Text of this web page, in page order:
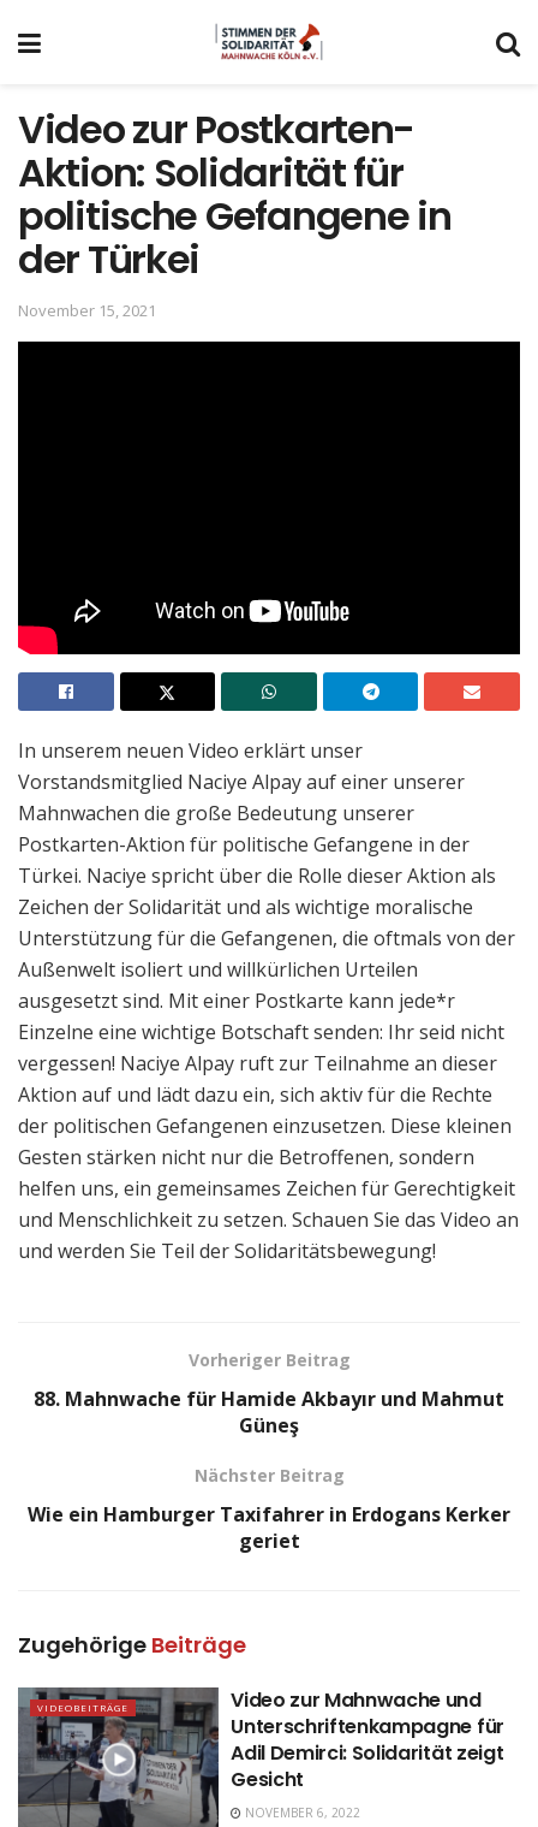
Video zur Postkarten-
Aktion: Solidarität für
politische Gefangene in
der Türkei
November 15, 2021
In unserem neuen Video erklärt unser
Vorstandsmitglied Naciye Alpay auf einer unserer
Mahnwachen die große Bedeutung unserer
Postkarten-Aktion für politische Gefangene in der
Türkei. Naciye spricht über die Rolle dieser Aktion als
Zeichen der Solidarität und als wichtige moralische
Unterstützung für die Gefangenen, die oftmals von der
Außenwelt isoliert und willkürlichen Urteilen
ausgesetzt sind. Mit einer Postkarte kann jede*r
Einzelne eine wichtige Botschaft senden: Ihr seid nicht
vergessen! Naciye Alpay ruft zur Teilnahme an dieser
Aktion auf und lädt dazu ein, sich aktiv für die Rechte
der politischen Gefangenen einzusetzen. Diese kleinen
Gesten stärken nicht nur die Betroffenen, sondern
helfen uns, ein gemeinsames Zeichen für Gerechtigkeit
und Menschlichkeit zu setzen. Schauen Sie das Video an
und werden Sie Teil der Solidaritätsbewegung!
Vorheriger Beitrag
88. Mahnwache für Hamide Akbayır und Mahmut
Güneş
Nächster Beitrag
Wie ein Hamburger Taxifahrer in Erdogans Kerker
geriet
Zugehörige Beiträge
VIDEOBEITRÄGE
Video zur Mahnwache und
Unterschriftenkampagne für
Adil Demirci: Solidarität zeigt
Gesicht
NOVEMBER 6, 2022